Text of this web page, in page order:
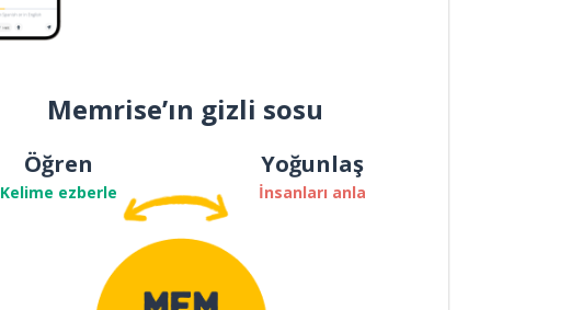
Memrise’ın gizli sosu
Öğren
Kelime ezberle
Yoğunlaş
İnsanları anla